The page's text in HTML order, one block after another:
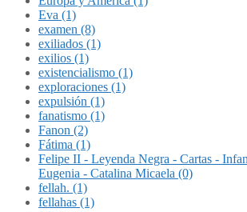
Eva (1)
examen (8)
exiliados (1)
exilios (1)
existencialismo (1)
exploraciones (1)
expulsión (1)
fanatismo (1)
Fanon (2)
Fátima (1)
Felipe II - Leyenda Negra - Cartas -
Eugenia - Catalina Micaela (0)
fellah. (1)
fellahas (1)